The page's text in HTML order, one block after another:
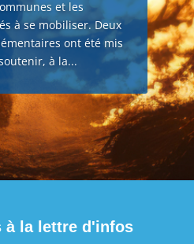
et les
à se mobiliser. Deux
ont été mis
à la...
à la lettre d'infos